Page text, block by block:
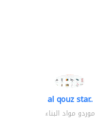
al qouz star..
موردو مواد البناء